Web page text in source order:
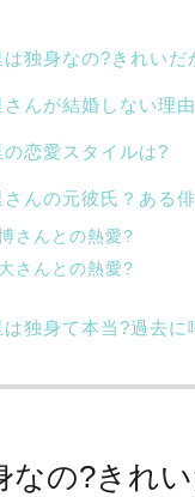
独身なの?きれいだ
さんが結婚しない理由
の恋愛スタイルは?
さんの元彼氏？ある
さんとの熱愛?
さんとの熱愛?
は独身て本当?過去
なの?きれ